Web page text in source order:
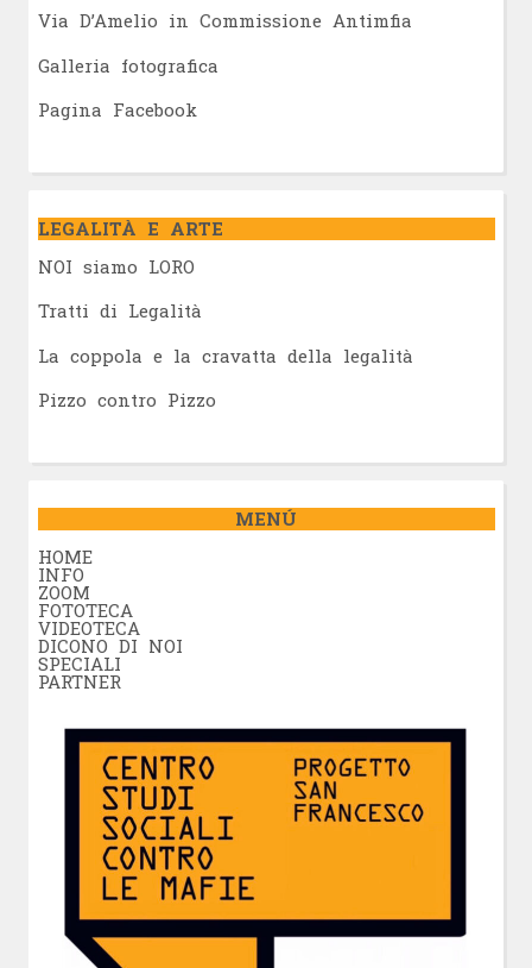
Via D’Amelio in Commissione Antimfia
Galleria fotografica
Pagina Facebook
LEGALITÀ E ARTE
NOI siamo LORO
Tratti di Legalità
La coppola e la cravatta della legalità
Pizzo contro Pizzo
MENÚ
HOME
INFO
ZOOM
FOTOTECA
VIDEOTECA
DICONO DI NOI
SPECIALI
PARTNER